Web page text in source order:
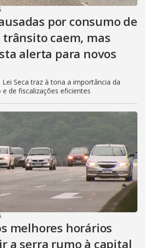
por consumo de
trânsito caem, mas
alerta para novos
Lei Seca traz à tona a importância da
de fiscalizações eficientes
melhores horários
a serra rumo à capital